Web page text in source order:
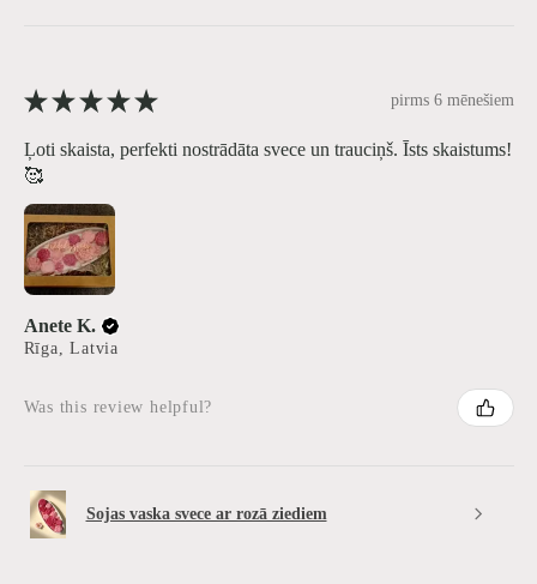
★ ★ ★ ★ ★ pirms 6 mēnešiem
Ļoti skaista, perfekti nostrādāta svece un trauciņš. Īsts skaistums!
🥰
Anete K.
Rīga, Latvia
Was this review helpful?
Sojas vaska svece ar rozā ziediem